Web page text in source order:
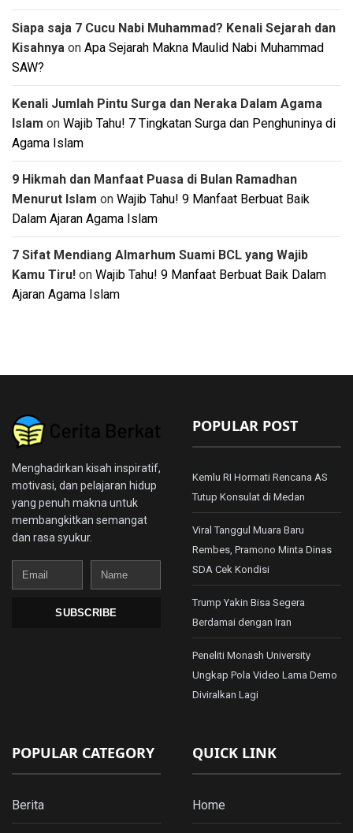
Siapa saja 7 Cucu Nabi Muhammad? Kenali Sejarah dan
Kisahnya on Apa Sejarah Makna Maulid Nabi Muhammad
SAW?
Kenali Jumlah Pintu Surga dan Neraka Dalam Agama
Islam on Wajib Tahu! 7 Tingkatan Surga dan Penghuninya di
Agama Islam
9 Hikmah dan Manfaat Puasa di Bulan Ramadhan
Menurut Islam on Wajib Tahu! 9 Manfaat Berbuat Baik
Dalam Ajaran Agama Islam
7 Sifat Mendiang Almarhum Suami BCL yang Wajib
Kamu Tiru! on Wajib Tahu! 9 Manfaat Berbuat Baik Dalam
Ajaran Agama Islam
Menghadirkan kisah inspiratif,
motivasi, dan pelajaran hidup
yang penuh makna untuk
membangkitkan semangat
dan rasa syukur.
Email
Name
SUBSCRIBE
POPULAR POST
Kemlu RI Hormati Rencana AS
Tutup Konsulat di Medan
Viral Tanggul Muara Baru
Rembes, Pramono Minta Dinas
SDA Cek Kondisi
Trump Yakin Bisa Segera
Berdamai dengan Iran
Peneliti Monash University
Ungkap Pola Video Lama Demo
Diviralkan Lagi
POPULAR CATEGORY
Berita
QUICK LINK
Home